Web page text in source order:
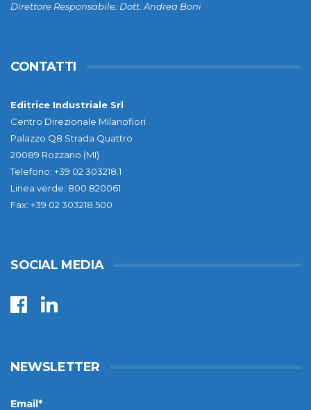
Direttore Responsabile: Dott. Andrea Boni
CONTATTI
Editrice Industriale Srl
Centro Direzionale Milanofiori
Palazzo Q8 Strada Quattro
20089 Rozzano (MI)
Telefono: +39 02 303218.1
Linea verde: 800 820061
Fax: +39 02 303218.500
SOCIAL MEDIA
NEWSLETTER
Email*